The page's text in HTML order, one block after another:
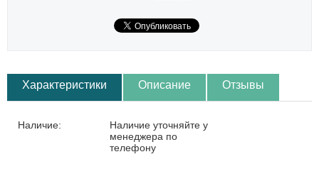
Характеристики Описание Отзывы
Наличие:
Наличие уточняйте у
менеджера по
телефону